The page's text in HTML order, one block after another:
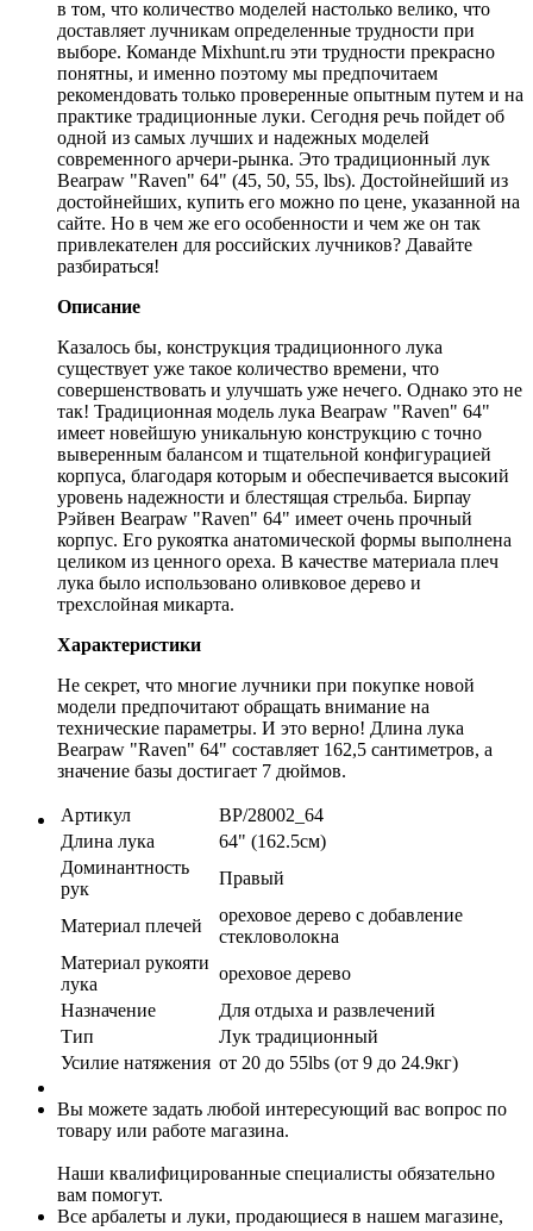
в том, что количество моделей настолько велико, что
доставляет лучникам определенные трудности при
выборе. Команде Mixhunt.ru эти трудности прекрасно
понятны, и именно поэтому мы предпочитаем
рекомендовать только проверенные опытным путем и на
практике традиционные луки. Сегодня речь пойдет об
одной из самых лучших и надежных моделей
современного арчери-рынка. Это традиционный лук
Bearpaw "Raven" 64" (45, 50, 55, lbs). Достойнейший из
достойнейших, купить его можно по цене, указанной на
сайте. Но в чем же его особенности и чем же он так
привлекателен для российских лучников? Давайте
разбираться!
Описание
Казалось бы, конструкция традиционного лука
существует уже такое количество времени, что
совершенствовать и улучшать уже нечего. Однако это не
так! Традиционная модель лука Bearpaw "Raven" 64"
имеет новейшую уникальную конструкцию с точно
выверенным балансом и тщательной конфигурацией
корпуса, благодаря которым и обеспечивается высокий
уровень надежности и блестящая стрельба. Бирпау
Рэйвен Bearpaw "Raven" 64" имеет очень прочный
корпус. Его рукоятка анатомической формы выполнена
целиком из ценного ореха. В качестве материала плеч
лука было использовано оливковое дерево и
трехслойная микарта.
Характеристики
Не секрет, что многие лучники при покупке новой
модели предпочитают обращать внимание на
технические параметры. И это верно! Длина лука
Bearpaw "Raven" 64" составляет 162,5 сантиметров, а
значение базы достигает 7 дюймов.
Артикул
BP/28002_64
Длина лука
64" (162.5см)
Доминантность
рук
Правый
Материал плечей
ореховое дерево с добавление
стекловолокна
Материал рукояти
лука
ореховое дерево
Назначение
Для отдыха и развлечений
Тип
Лук традиционный
Усилие натяжения от 20 до 55lbs (от 9 до 24.9кг)
Вы можете задать любой интересующий вас вопрос по
товару или работе магазина.
Наши квалифицированные специалисты обязательно
вам помогут.
Все арбалеты и луки, продающиеся в нашем магазине,